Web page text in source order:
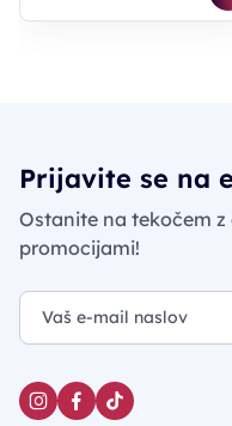
Prijavite se na
Ostanite na tekočem
promocijami!